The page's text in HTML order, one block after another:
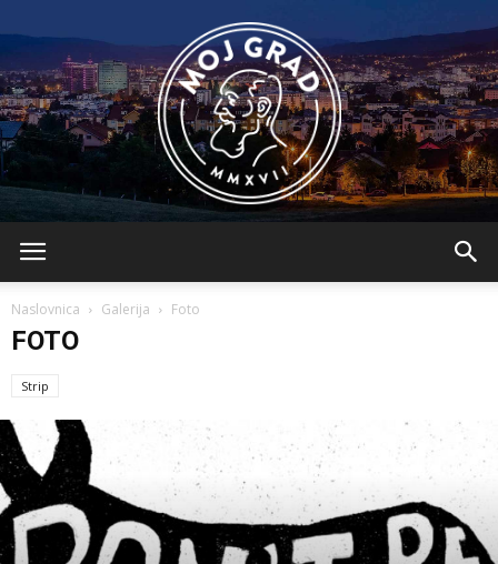
Naslovnica Galerija Foto
FOTO
Strip